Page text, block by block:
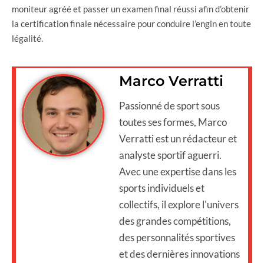
moniteur agréé et passer un examen final réussi afin d’obtenir
la certification finale nécessaire pour conduire l’engin en toute
légalité.
Marco Verratti
Passionné de sport sous
toutes ses formes, Marco
Verratti est un rédacteur et
analyste sportif aguerri.
Avec une expertise dans les
sports individuels et
collectifs, il explore l'univers
des grandes compétitions,
des personnalités sportives
et des dernières innovations